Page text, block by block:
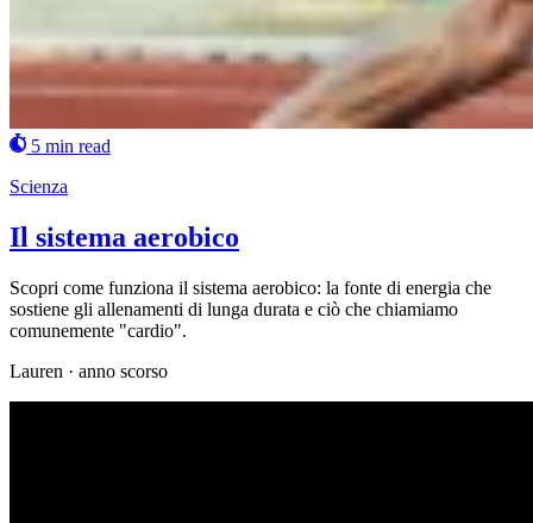
5 min read
Scienza
Il sistema aerobico
Scopri come funziona il sistema aerobico: la fonte di energia che
sostiene gli allenamenti di lunga durata e ciò che chiamiamo
comunemente "cardio".
Lauren · anno scorso